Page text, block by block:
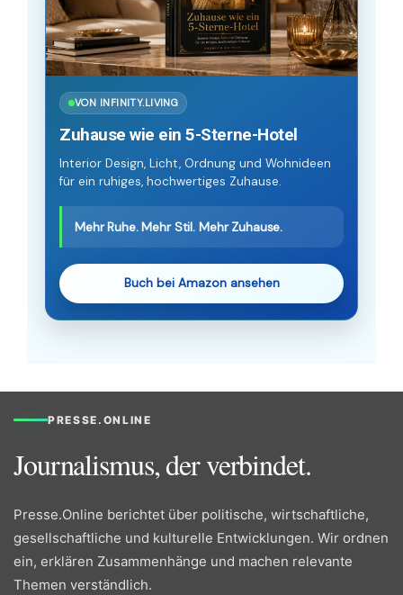
VON INFINITY.LIVING
Zuhause wie ein 5-Sterne-Hotel
Interior Design, Licht, Ordnung und Wohnideen
für ein ruhiges, hochwertiges Zuhause.
Mehr Ruhe. Mehr Stil. Mehr Zuhause.
Buch bei Amazon ansehen
PRESSE.ONLINE
Journalismus, der verbindet.
Presse.Online berichtet über politische, wirtschaftliche,
gesellschaftliche und kulturelle Entwicklungen. Wir ordnen
ein, erklären Zusammenhänge und machen relevante
Themen verständlich.